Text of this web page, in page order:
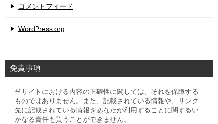
コメントフィード
WordPress.org
免責事項
当サイトにおける内容の正確性に関しては、それを保障する
ものではありません。また、記載されている情報や、リンク
先に記載されている情報をあなたが利用することに関するい
かなる責任も負うことができません。